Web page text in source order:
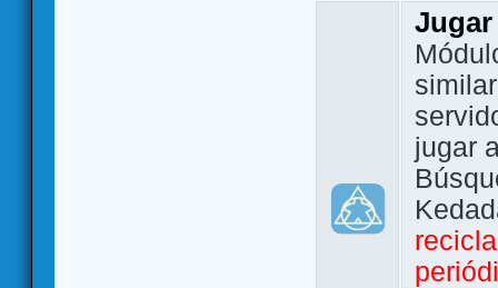
Jugar
jugar